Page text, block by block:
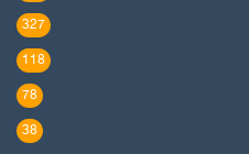
327
118
78
38